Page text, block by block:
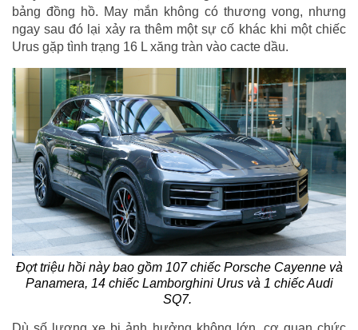
bảng đồng hồ. May mắn không có thương vong, nhưng
ngay sau đó lại xảy ra thêm một sự cố khác khi một chiếc
Urus gặp tình trạng 16 L xăng tràn vào cacte dầu.
Đợt triệu hồi này bao gồm 107 chiếc Porsche Cayenne và
Panamera, 14 chiếc Lamborghini Urus và 1 chiếc Audi
SQ7.